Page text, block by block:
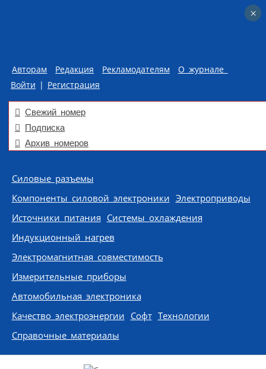
Авторам Редакция Рекламодателям
О журнале
Войти | Регистрация
Свежий номер
Подписка
Архив номеров
Skip to content
Силовые разъемы
Компоненты силовой электроники Электроприводы
Источники питания Системы охлаждения
Индукционный нагрев
Электромагнитная совместимость
Измерительные приборы
Автомобильная электроника
Качество электроэнергии Софт Технологии
Справочные материалы
×
×